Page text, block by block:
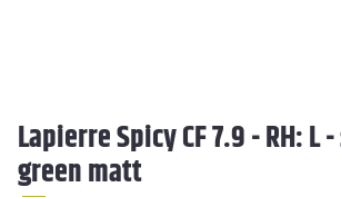
Lapierre Spicy CF 7.9 - RH: L
green matt